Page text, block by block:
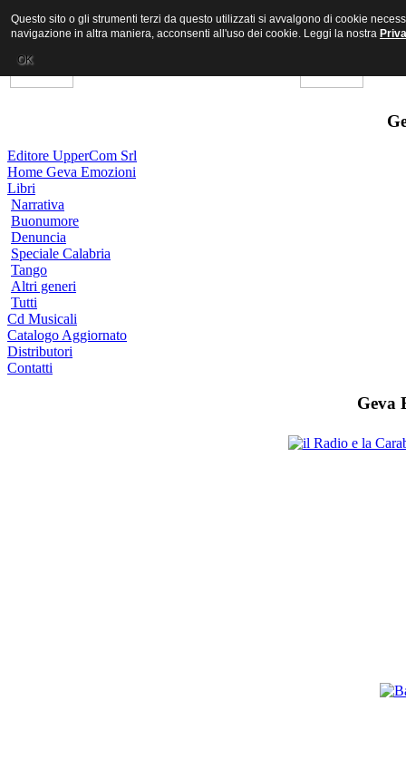
Editore UpperCom Srl
Home Geva Emozioni
Libri
Narrativa
Buonumore
Denuncia
Speciale Calabria
Tango
Altri generi
Tutti
Cd Musicali
Catalogo Aggiornato
Distributori
Contatti
Geva
Questo sito o gli strumenti terzi da questo utilizzati si avvalgono di cookie
navigazione in altra maniera, acconsenti all'uso dei cookie. Leggi la nostra
OK